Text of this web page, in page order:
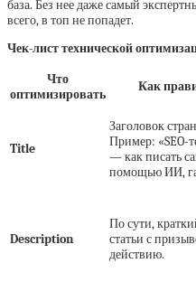
база. Без нее даже самый
всего, в топ не попадет.
Чек-лист технической
Что
оптимизировать
Как
Title
Заголовок
Пример: «SEO-
— как писать
помощью ИИ,
Description
По сути,
статьи с
действию.